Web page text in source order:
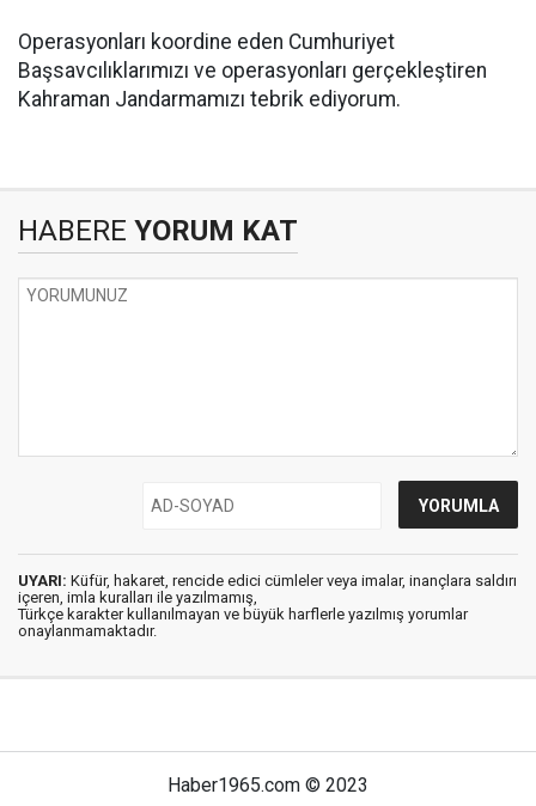
Operasyonları koordine eden Cumhuriyet
Başsavcılıklarımızı ve operasyonları gerçekleştiren
Kahraman Jandarmamızı tebrik ediyorum.
HABERE YORUM KAT
UYARI: Küfür, hakaret, rencide edici cümleler veya imalar, inançlara saldırı
içeren, imla kuralları ile yazılmamış,
Türkçe karakter kullanılmayan ve büyük harflerle yazılmış yorumlar
onaylanmamaktadır.
Haber1965.com © 2023